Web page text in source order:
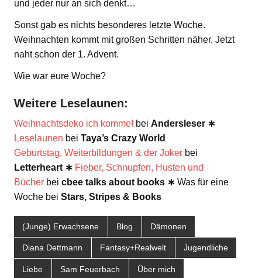
und jeder nur an sich denkt…
Sonst gab es nichts besonderes letzte Woche.
Weihnachten kommt mit großen Schritten näher. Jetzt
naht schon der 1. Advent.
Wie war eure Woche?
Weitere Leselaunen:
Weihnachtsdeko ich komme! bei Andersleser ∗
Leselaunen bei Taya’s Crazy World
Geburtstag, Weiterbildungen & der Joker bei
Letterheart ∗ Fieber, Schnupfen, Husten und
Bücher bei cbee talks about books ∗ Was für eine
Woche bei Stars, Stripes & Books
(Junge) Erwachsene Blog Dämonen
Diana Dettmann Fantasy+Realwelt Jugendliche
Liebe Sam Feuerbach Über mich